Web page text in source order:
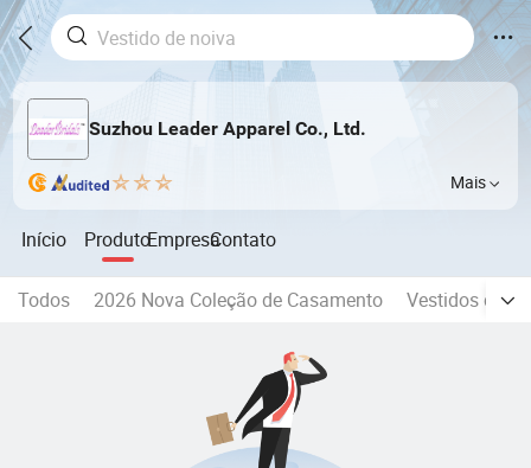
Suzhou Leader Apparel Co., Ltd.
Mais
Início ProdutoEmpresaContato
Todos 2026 Nova Coleção de Casamento Vestidos de